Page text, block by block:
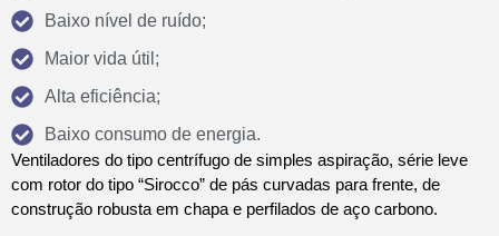
Baixo nível de ruído;
Maior vida útil;
Alta eficiência;
Baixo consumo de energia.
Ventiladores do tipo centrífugo de simples aspiração, série leve
com rotor do tipo “Sirocco” de pás curvadas para frente, de
construção robusta em chapa e perfilados de aço carbono.